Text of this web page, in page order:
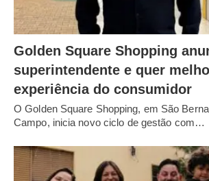
Golden Square Shopping
superintendente e quer
experiência do consumidor
O Golden Square Shopping, em São
Campo, inicia novo ciclo de gestão com…